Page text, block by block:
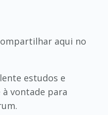
aqui no
estudos e
vontade para